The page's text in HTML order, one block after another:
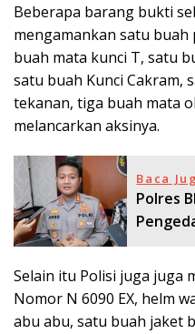
Beberapa barang bukti
mengamankan satu buah
buah mata kunci T, satu
satu buah Kunci Cakram,
tekanan, tiga buah mata
melancarkan aksinya.
Baca
Polres
Selain itu Polisi juga juga
Nomor N 6090 EX, helm
abu abu, satu buah jaket